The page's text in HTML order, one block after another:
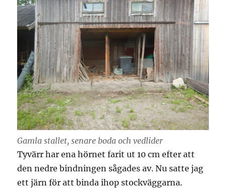
Gamla stallet, senare boda och vedlider
Tyvärr har ena hörnet farit ut 10 cm efter att
den nedre bindningen sågades av. Nu satte jag
ett järn för att binda ihop stockväggarna.